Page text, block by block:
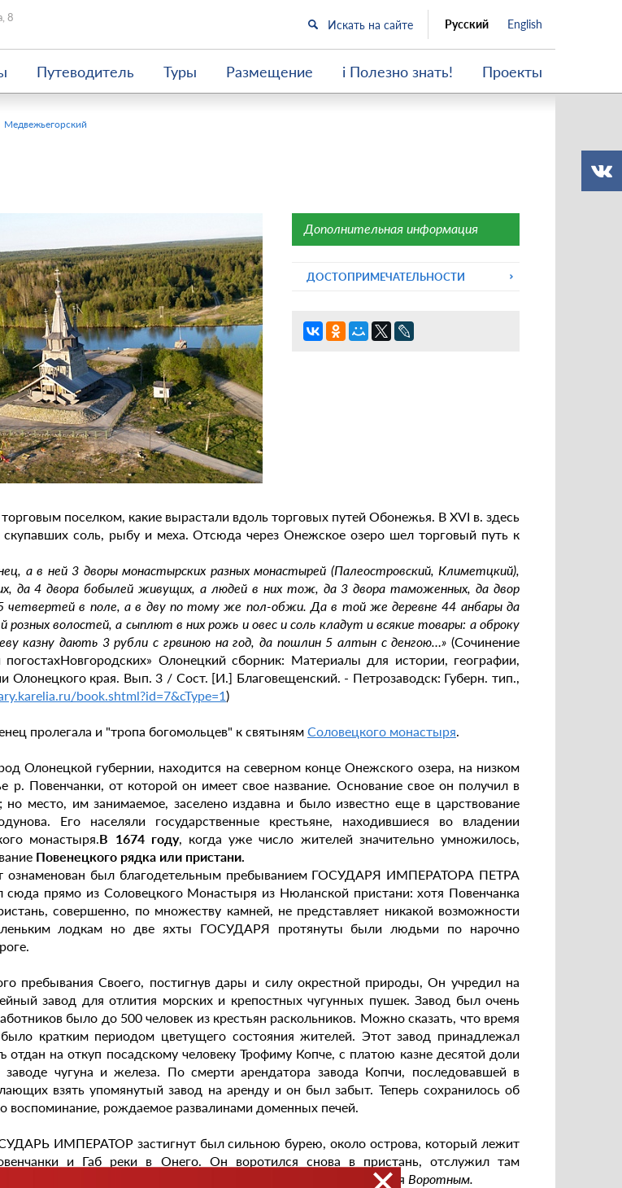
8
Русский English
Путеводитель Туры Размещение i Полезно знать! Проекты
Медвежьегорский
Дополнительная информация
ДОСТОПРИМЕЧАТЕЛЬНОСТИ
поселком, какие вырастали вдоль торговых путей Обонежья. В XVI в. здесь
соль, рыбу и меха. Отсюда через Онежское озеро шел торговый путь к
а в ней 3 дворы монастырских разных монастырей (Палеостровский, Климетцкий),
да 4 двора бобылей живущих, а людей в них тож, да 3 двора таможенных, да двор
четвертей в поле, а в дву по тому же пол-обжи. Да в той же деревне 44 анбары да
розных волостей, а сыплют в них рожь и овес и соль кладут и всякие товары: а оброку
казну дають 3 рубли с грвиною на год, да пошлин 5 алтын с денгою…» (Сочинение
Олонецкий сборник: Материалы для истории, географии,
Олонецкого края. Вып. 3 / Сост. [И.] Благовещенский. - Петрозаводск: Губерн. тип.,
book.shtml?id=7&cType=1)
пролегала и "тропа богомольцев" к святыням Соловецкого монастыря.
Олонецкой губернии, находится на северном конце Онежского озера, на низком
р. Повенчанки, от которой он имеет свое название. Основание свое он получил в
но место, им занимаемое, заселено издавна и было известно еще в царствование
Его населяли государственные крестьяне, находившиеся во владении
монастыря.В 1674 году, когда уже число жителей значительно умножилось,
Повенецкого рядка или пристани.
ознаменован был благодетельным пребыванием ГОСУДАРЯ ИМПЕРАТОРА ПЕТРА
прямо из Соловецкого Монастыря из Нюланской пристани: хотя Повенчанка
совершенно, по множеству камней, не представляет никакой возможности
лодкам но две яхты ГОСУДАРЯ протянуты были людьми по нарочно
пребывания Своего, постигнув дары и силу окрестной природы, Он учредил на
завод для отлития морских и крепостных чугунных пушек. Завод был очень
было до 500 человек из крестьян раскольников. Можно сказать, что время
кратким периодом цветущего состояния жителей. Этот завод принадлежал
отдан на откуп посадскому человеку Трофиму Копче, с платою казне десятой доли
чугуна и железа. По смерти арендатора завода Копчи, последовавшей в
взять упомянутый завод на аренду и он был забыт. Теперь сохранилось об
воспоминание, рождаемое развалинами доменных печей.
ИМПЕРАТОР застигнут был сильною бурею, около острова, который лежит
и Габ реки в Онего. Он воротился снова в пристань, отслужил там
и ГОСУДАРЬ отправился. С того времени остров этот именовался Воротным.